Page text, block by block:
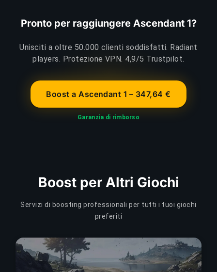
Pronto per raggiungere Ascendant 1?
Unisciti a oltre 50.000 clienti soddisfatti. Radiant
players. Protezione VPN. 4,9/5 Trustpilot.
Boost a Ascendant 1 – 347,64 €
Garanzia di rimborso
Boost per Altri Giochi
Servizi di boosting professionali per tutti i tuoi giochi
preferiti